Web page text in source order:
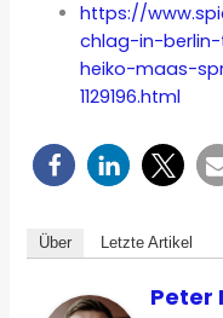
https://
chlag-in-
heiko-maas-
1129196.html
Über Letzte Artikel
Peter